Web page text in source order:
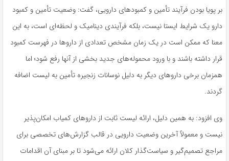
بر پویا بودن فرآیند تأمین و کمبودهای دارویی، گفت: وضعیت تأمین و کمبود
دارو یک شرایط ایستا نیست، بلکه فرآیندی دینامیک و لحظه‌ای است، به این
معنا که ممکن است در یک زمان مشخص تعدادی از داروها در فهرست کمبود
قرار داشته باشند و با ورود محموله‌های جدید بخشی از آنها رفع شود؛ اما
همزمان برخی داروهای دیگر به دلیل نوسانات زنجیره تأمین به لیست اضافه
گردند.
وی افزود: به همین دلیل، ارائه لیست ثابت از داروهای کمیاب امکان‌پذیر
نیست و معمولاً آخرین وضعیت دارویی در قالب گزارش‌های تخصصی برای
مراجع تصمیم‌گیر و سیاست‌گذار کلان ارائه می‌شود تا بر مبنای آن اقدامات